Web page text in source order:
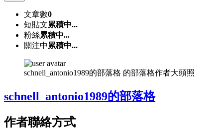
文章數0
短貼文累積中...
粉絲累積中...
關注中 累積中...
schnell_antonio1989的部落格 的部落格作者大頭照
schnell_antonio1989的部落格
作者聯絡方式